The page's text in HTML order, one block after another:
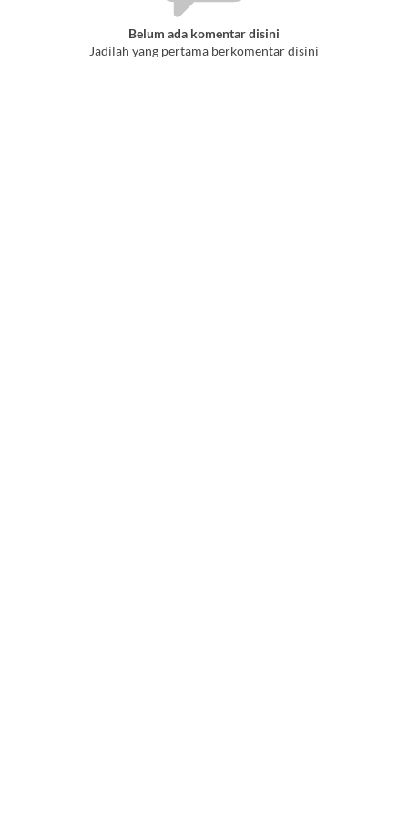
Belum ada komentar disini
Jadilah yang pertama berkomentar disini